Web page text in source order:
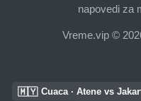
napovedi za
Vreme.vip ©
🇲🇾 Cuaca · Atene vs